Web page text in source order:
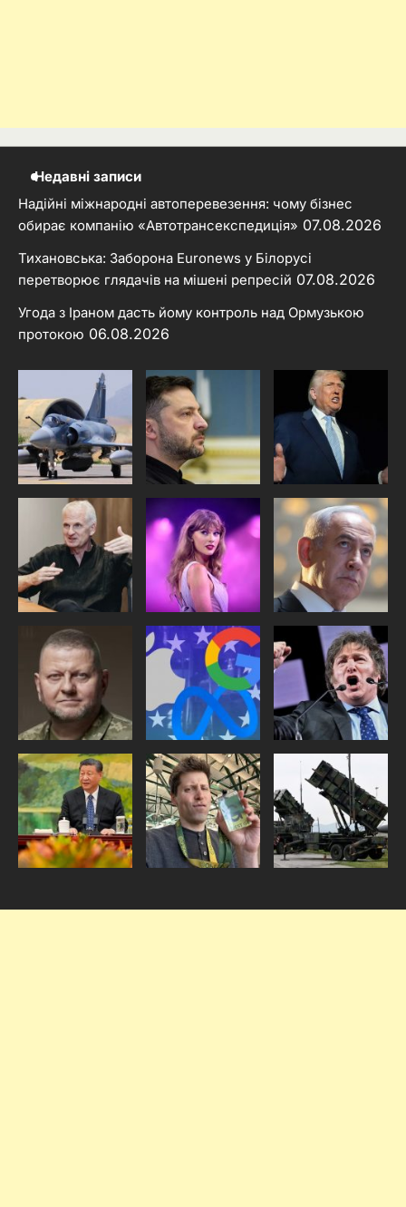
Недавні записи
Надійні міжнародні автоперевезення: чому бізнес
обирає компанію «Автотрансекспедиція» 07.08.2026
Тихановська: Заборона Euronews у Білорусі
перетворює глядачів на мішені репресій 07.08.2026
Угода з Іраном дасть йому контроль над Ормузькою
протокою 06.08.2026